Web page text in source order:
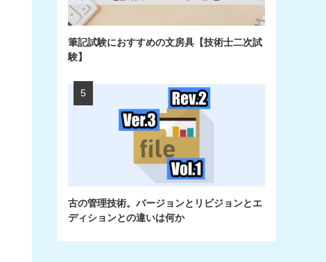
筆記試験におすすめの文房具【技術士二次試
験】
古の管理技術。バージョンとリビジョンとエ
ディションとの違いは何か